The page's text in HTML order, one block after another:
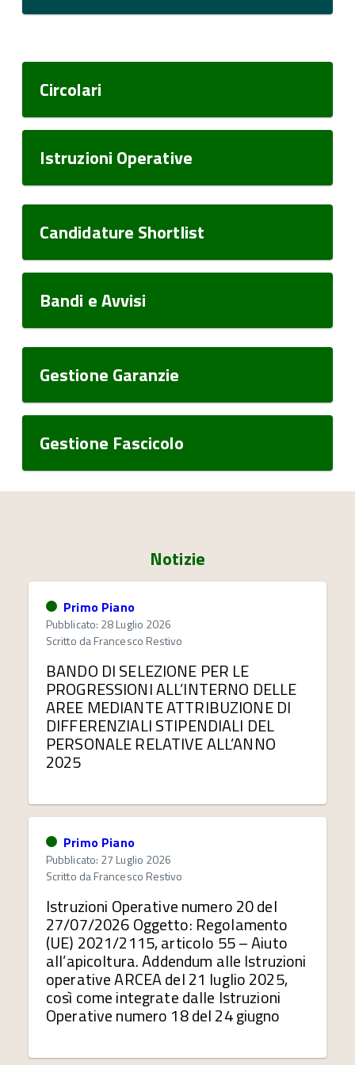
Circolari
Istruzioni Operative
Candidature Shortlist
Bandi e Avvisi
Gestione Garanzie
Gestione Fascicolo
Notizie
Primo Piano
Pubblicato: 28 Luglio 2026
Scritto daFrancesco Restivo
BANDO DI SELEZIONE PER LE
PROGRESSIONI ALL’INTERNO DELLE
AREE MEDIANTE ATTRIBUZIONE DI
DIFFERENZIALI STIPENDIALI DEL
PERSONALE RELATIVE ALL’ANNO
2025
Primo Piano
Pubblicato: 27 Luglio 2026
Scritto daFrancesco Restivo
Istruzioni Operative numero 20 del
27/07/2026 Oggetto: Regolamento
(UE) 2021/2115, articolo 55 – Aiuto
all’apicoltura. Addendum alle Istruzioni
operative ARCEA del 21 luglio 2025,
così come integrate dalle Istruzioni
Operative numero 18 del 24 giugno